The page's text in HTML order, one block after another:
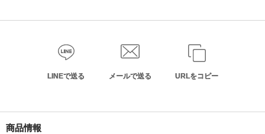
LINEで送る メールで送る URLをコピー
商品情報